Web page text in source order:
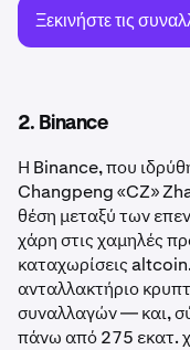
Ξεκινήστε τις
2. Binance
Η Binance, που
Changpeng «CZ»
θέση μεταξύ των
χάρη στις χαμηλές
καταχωρίσεις
ανταλλακτήριο
συναλλαγών — και,
πάνω από 275 εκατ.